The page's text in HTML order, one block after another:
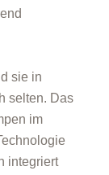
sie in
selten. Das
im
integriert